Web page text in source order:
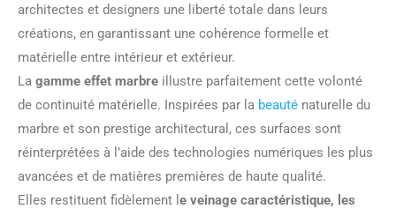
architectes et designers une liberté totale dans leurs
créations, en garantissant une cohérence formelle et
matérielle entre intérieur et extérieur.
La gamme effet marbre illustre parfaitement cette volonté
de continuité matérielle. Inspirées par la beauté naturelle du
marbre et son prestige architectural, ces surfaces sont
réinterprétées à l’aide des technologies numériques les plus
avancées et de matières premières de haute qualité.
Elles restituent fidèlement l e veinage caractéristique, les